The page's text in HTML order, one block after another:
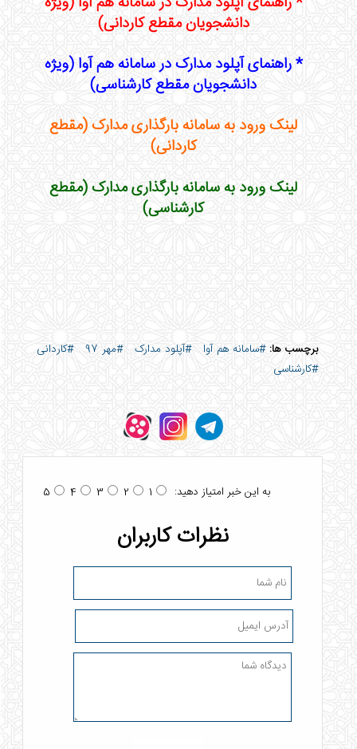
دانشجویان مقطع کاردانی)
* راهنمای آپلود مدارک در سامانه هم آوا (ویژه
دانشجویان مقطع کارشناسی)
لینک ورود به سامانه بارگذاری مدارک (مقطع
کاردانی)
لینک ورود به سامانه بارگذاری مدارک (مقطع
کارشناسی)
برچسب ها:#سامانه هم آوا #آپلود مدارک #مهر 97
#کاردانی
#کارشناسی
به این خبر امتیاز دهید: 1
2
3
4
5
نظرات کاربران